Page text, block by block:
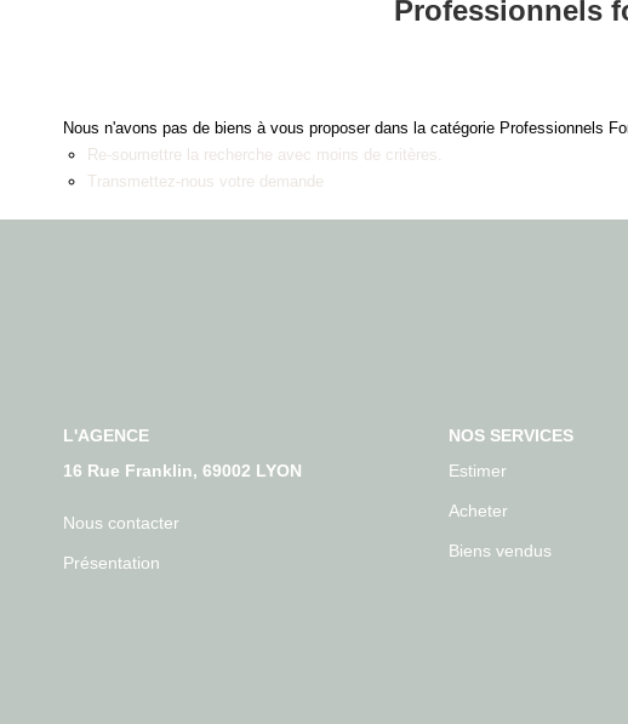
Professionnels
Nous n'avons pas de biens à vous proposer dans la catégorie Professionnels
Re-soumettre la recherche avec moins de critères.
Transmettez-nous votre demande
L'AGENCE
16 Rue Franklin, 69002 LYON
Nous contacter
Présentation
NOS SERVICES
Estimer
Acheter
Biens vendus